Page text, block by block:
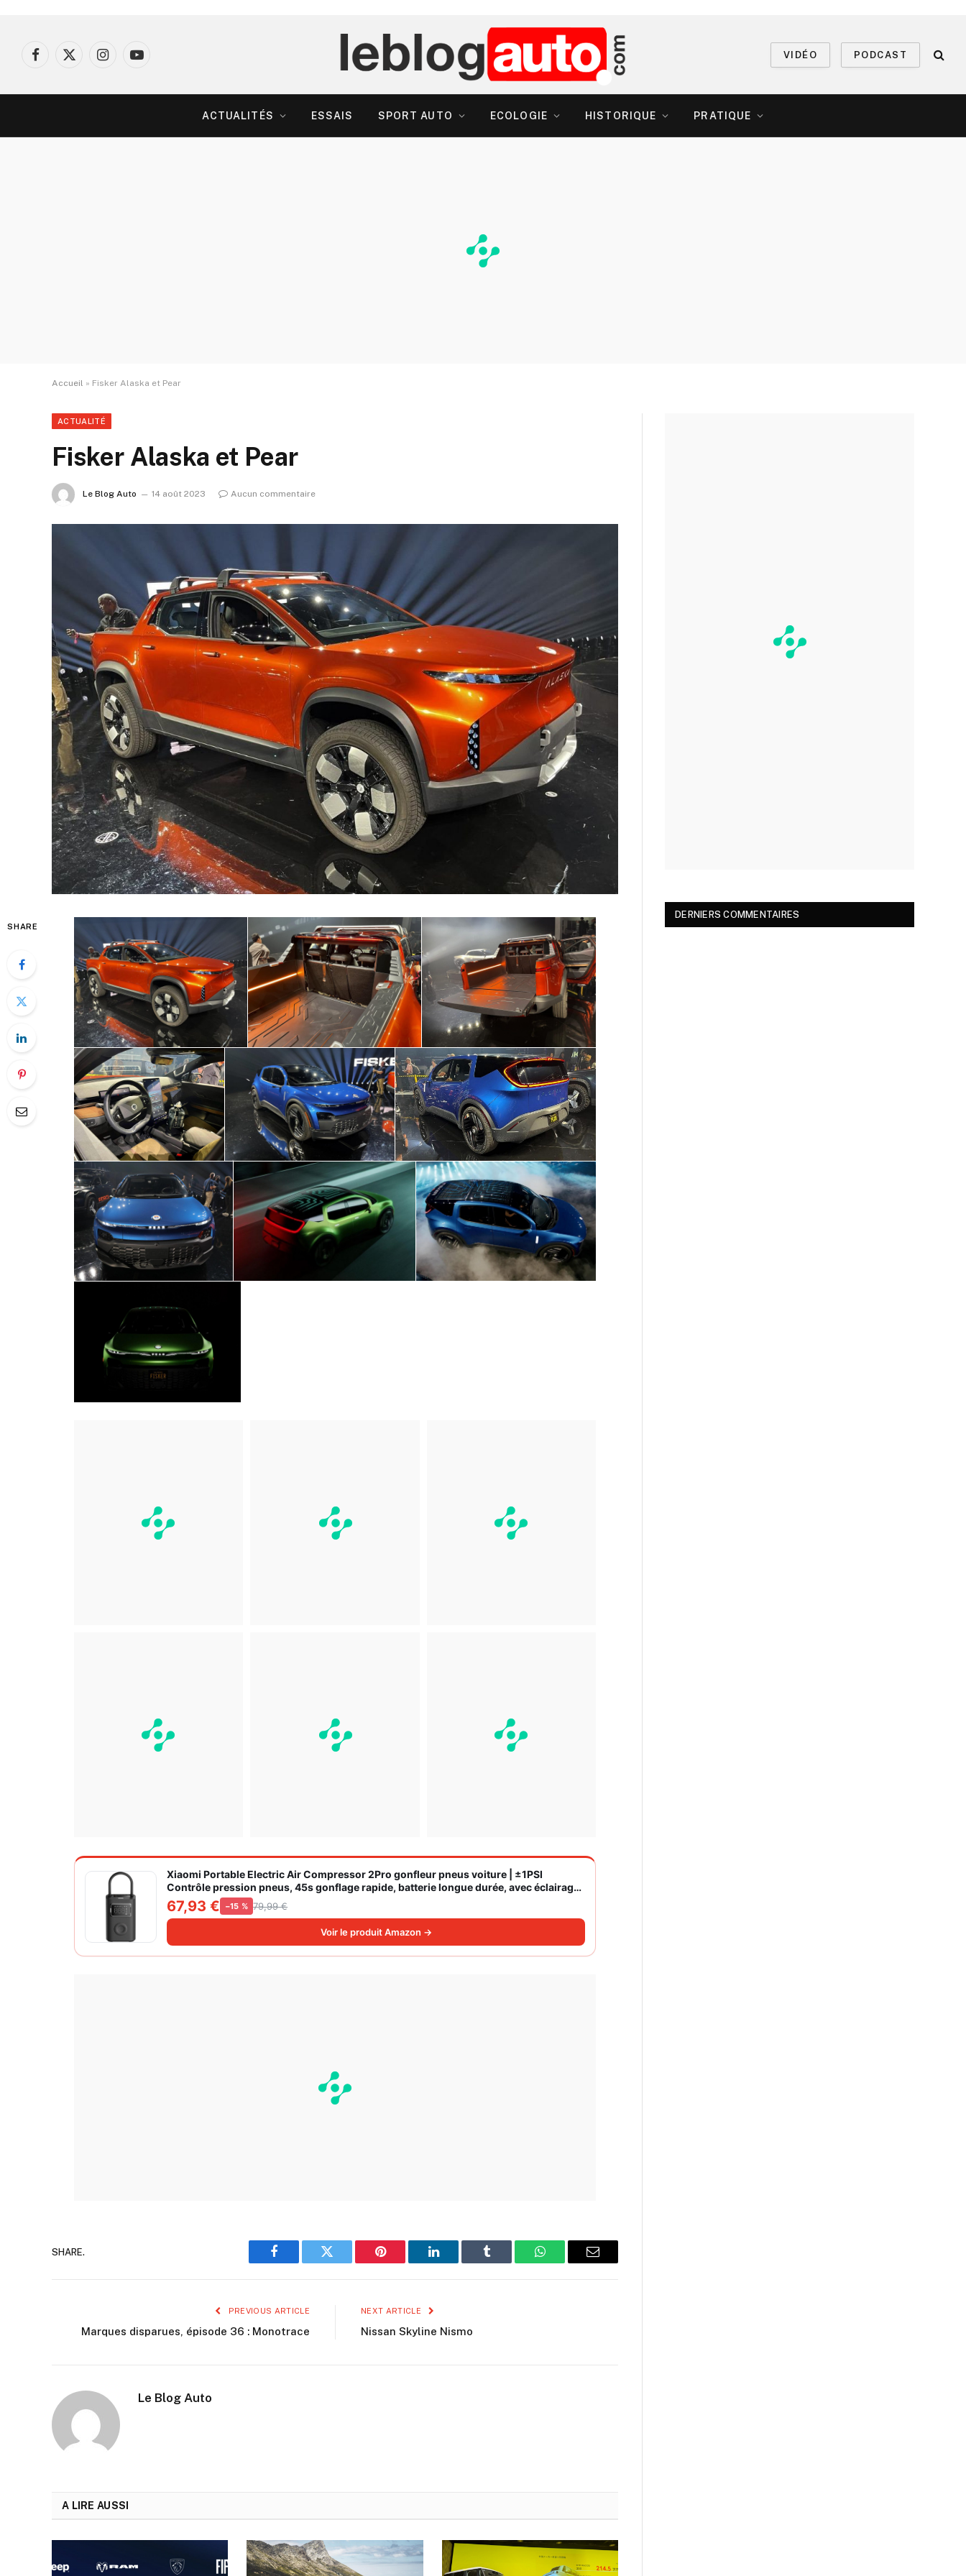
Facebook
X
InstagramYouTube
VIDÉO PODCAST
ACTUALITÉS ESSAIS SPORT AUTO ECOLOGIE HISTORIQUE PRATIQUE
Accueil » Fisker Alaska et Pear
ACTUALITÉ
Fisker Alaska et Pear
Le Blog Auto 14 août 2023 Aucun commentaire
SHARE
Xiaomi Portable Electric Air Compressor 2Pro gonfleur pneus voiture | ±1PSI
Contrôle pression pneus, 45s gonflage rapide, batterie longue durée, avec éclairage,
grand cylindre à air 27 mm
67,93 € −15 % 79,99 €
Voir le produit Amazon →
SHARE.
Facebook Twitter Pinterest LinkedIn Tumblr WhatsAppEmail
PREVIOUS ARTICLE
Marques disparues, épisode 36 : Monotrace
NEXT ARTICLE
Nissan Skyline Nismo
Le Blog Auto
A LIRE AUSSI
DERNIERS COMMENTAIRES